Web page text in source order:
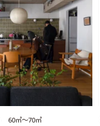
60㎡〜70㎡